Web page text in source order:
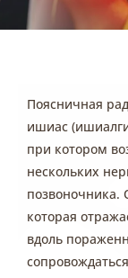
Поясничная
ишиас
при котором
нескольких
позвоночника.
которая
вдоль